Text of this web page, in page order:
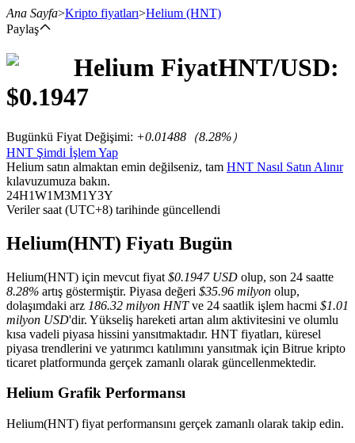
Vadeli İşlemler
USDT Vadeli İşlemleri
COIN-M Vadeli İşlemleri
Ana Sayfa>Kripto fiyatları>Helium (HNT)
Paylaş
Helium FiyatHNT/USD:
$0.1947
Bugünkü Fiyat Değişimi: +0.01488 （8.28%）
HNT Şimdi İşlem Yap
Helium satın almaktan emin değilseniz, tam HNT Nasıl Satın Alınır
kılavuzumuza bakın.
24H1W1M3M1Y3Y
Veriler saat (UTC+8) tarihinde güncellendi
Helium(HNT) Fiyatı Bugün
Helium(HNT) için mevcut fiyat $0.1947 USD olup, son 24 saatte
8.28% artış göstermiştir. Piyasa değeri $35.96 milyon olup,
dolaşımdaki arz 186.32 milyon HNTve 24 saatlik işlem hacmi $1.01
milyon USD'dir. Yükseliş hareketi artan alım aktivitesini ve olumlu
kısa vadeli piyasa hissini yansıtmaktadır. HNT fiyatları, küresel
piyasa trendlerini ve yatırımcı katılımını yansıtmak için Bitrue kripto
ticaret platformunda gerçek zamanlı olarak güncellenmektedir.
Helium Grafik Performansı
Helium(HNT) fiyat performansını gerçek zamanlı olarak takip edin.